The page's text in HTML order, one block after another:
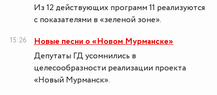
Из 12 действующих программ 11 реализуются
с показателями в «зеленой зоне».
15:26
Новые песни о «Новом Мурманске»
Депутаты ГД усомнились в
целесообразности реализации проекта
«Новый Мурманск».